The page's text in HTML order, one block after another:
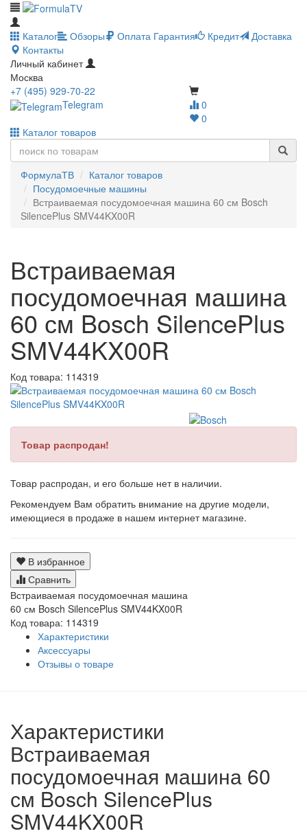
Каталог Обзоры Оплата Гарантия Кредит
Доставка
Контакты
Личный кабинет
Москва
0
0
+7 (495) 929-70-22
Telegram
Каталог товаров
ФормулаТВ
Каталог товаров
Посудомоечные машины
Встраиваемая посудомоечная машина 60 см Bosch
SilencePlus SMV44KX00R
Встраиваемая
посудомоечная машина
60 см Bosch SilencePlus
SMV44KX00R
Код товара: 114319
Товар распродан!
Товар распродан, и его больше нет в наличии.
Рекомендуем Вам обратить внимание на другие модели,
имеющиеся в продаже в нашем интернет магазине.
В избранное
Сравнить
Встраиваемая посудомоечная машина
60 см Bosch SilencePlus SMV44KX00R
Код товара: 114319
Характеристики
Аксессуары
Отзывы о товаре
Характеристики
Встраиваемая
посудомоечная машина 60
см Bosch SilencePlus
SMV44KX00R